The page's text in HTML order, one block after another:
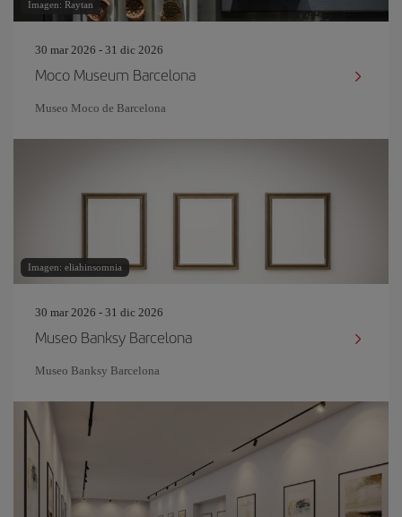
Imagen: Raytan
30 mar 2026 - 31 dic 2026
Moco Museum Barcelona
Museo Moco de Barcelona
Imagen: eliahinsomnia
30 mar 2026 - 31 dic 2026
Museo Banksy Barcelona
Museo Banksy Barcelona